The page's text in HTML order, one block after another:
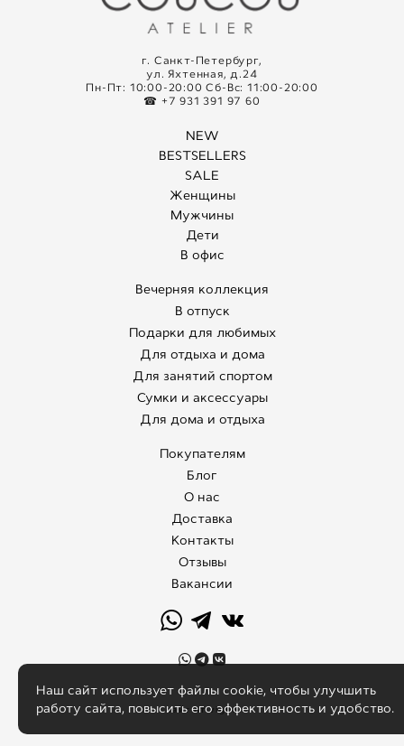
г. Санкт-Петербург,
ул. Яхтенная, д.24
Пн-Пт: 10:00-20:00 Сб-Вс: 11:00-20:00
☎ +7 931 391 97 60
NEW
BESTSELLERS
SALE
Женщины
Мужчины
Дети
В офис
Вечерняя коллекция
В отпуск
Подарки для любимых
Для отдыха и дома
Для занятий спортом
Сумки и аксессуары
Для дома и отдыха
Покупателям
Блог
О нас
Доставка
Контакты
Отзывы
Вакансии
сайт от vigbo
Наш сайт использует файлы cookie, чтобы улучшить
работу сайта, повысить его эффективность и удобство.